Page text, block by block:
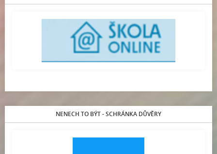
NENECH TO BÝT - SCHRÁNKA DŮVĚRY